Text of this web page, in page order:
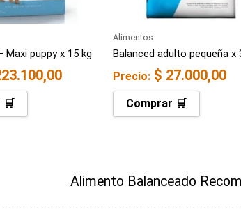
Maxi puppy x 15 kg
🛒
Alimentos
Balanced adulto pequeña x
Precio: $ 27.000,00
Comprar 🛒
Alimento Balanceado